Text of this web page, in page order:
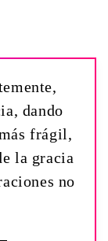
dando
frágil,
la gracia
no